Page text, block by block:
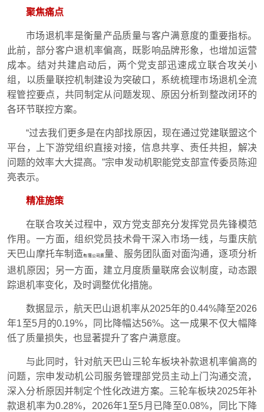
聚焦痛点
市场退机率是衡量产品质量与客户满意度的重要指标。
此前，部分客户退机率偏高，既影响品牌形象，也增加运营
成本。结对共建启动后，两个党支部迅速成立联合攻关小
组，以质量联控机制建设为突破口，系统梳理市场退机全流
程管控要点，共同制定从问题发现、原因分析到整改闭环的
各环节联控方案。
“过去我们更多是在内部找原因，现在通过党建联盟这个
平台，上下游党组织直接对接，信息共享、责任共担，解决
问题的效率大大提高。”宗申发动机职能党支部宣传委员陈迎
亮表示。
精准施策
在联合攻关过程中，双方党支部充分发挥党员先锋模范
作用。一方面，组织党员技术骨干深入市场一线，与重庆航
天巴山摩托车制造有限公司质量、服务团队面对面沟通，逐项分析
退机原因；另一方面，建立月度质量联席会议制度，动态跟
踪退机率变化，及时调整优化措施。
数据显示，航天巴山退机率从2025年的0.44%降至2026
年1至5月的0.19%，同比降幅达56%。这一成果不仅大幅降
低了质量损失，也显著提升了客户满意度。
与此同时，针对航天巴山三轮车板块补款退机率偏高的
问题，宗申发动机公司服务管理部党员主动上门沟通交流，
深入分析原因并制定个性化改进方案。三轮车板块2025年补
款退机率为0.28%，2026年1至5月已降至0.08%，同比下降